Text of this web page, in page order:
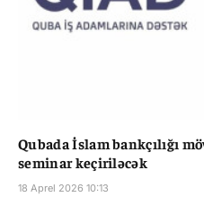
Qubada İslam bankçılığı
seminar keçiriləcək
18 Aprel 2026 10:13